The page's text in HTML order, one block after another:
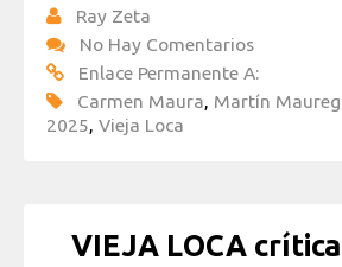
Ray Zeta
No Hay Comentarios
Enlace Permanente A:
Carmen Maura, Martín
2025, Vieja Loca
VIEJA LOCA